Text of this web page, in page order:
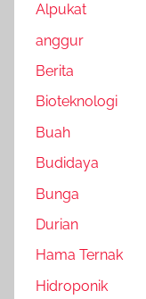
Alpukat
anggur
Berita
Bioteknologi
Buah
Budidaya
Bunga
Durian
Hama Ternak
Hidroponik